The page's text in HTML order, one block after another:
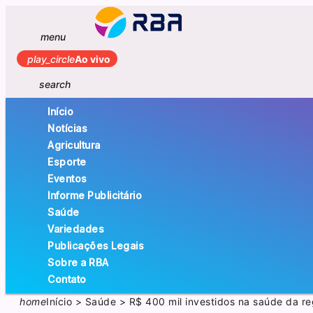
menu
play_circleAo vivo
search
Início
Notícias
Agricultura
Esporte
Eventos
Informe Publicitário
Saúde
Variedades
Publicações Legais
Sobre a RBA
Contato
homeInício > Saúde > R$ 400 mil investidos na saúde da